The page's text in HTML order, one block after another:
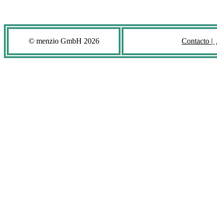
© menzio GmbH 2026 Contacto |